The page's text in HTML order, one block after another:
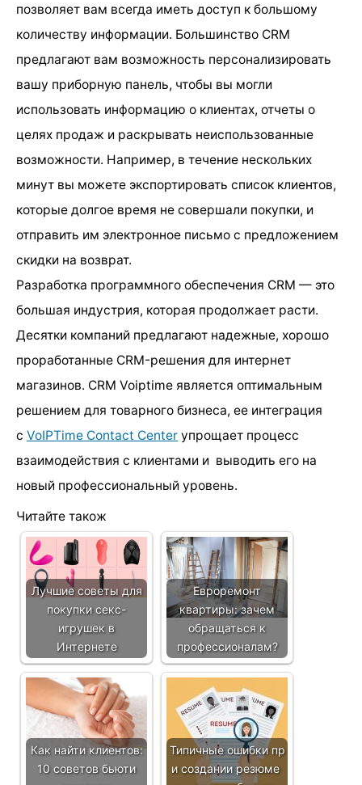
позволяет вам всегда иметь доступ к большому
количеству информации. Большинство CRM
предлагают вам возможность персонализировать
вашу приборную панель, чтобы вы могли
использовать информацию о клиентах, отчеты о
целях продаж и раскрывать неиспользованные
возможности. Например, в течение нескольких
минут вы можете экспортировать список клиентов,
которые долгое время не совершали покупки, и
отправить им электронное письмо с предложением
скидки на возврат.
Разработка программного обеспечения CRM — это
большая индустрия, которая продолжает расти.
Десятки компаний предлагают надежные, хорошо
проработанные CRM-решения для интернет
магазинов. CRM Voiptime является оптимальным
решением для товарного бизнеса, ее интеграция
с VoIPTime Contact Center упрощает процесс
взаимодействия с клиентами и выводить его на
новый профессиональный уровень.
Читайте також
Лучшие советы для
покупки секс-
игрушек в
Интернете
Евроремонт
квартиры: зачем
обращаться к
профессионалам?
Как найти клиентов:
10 советов бьюти
Типичные ошибки пр
и создании резюме